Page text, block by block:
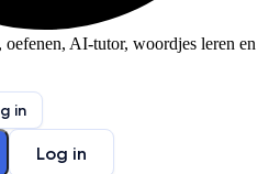
oefenen, AI-tutor, woordjes leren en
in
Log in